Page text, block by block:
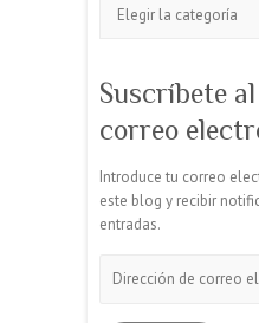
Suscríbete
correo
Introduce tu correo
este blog y recibir
entradas.
de